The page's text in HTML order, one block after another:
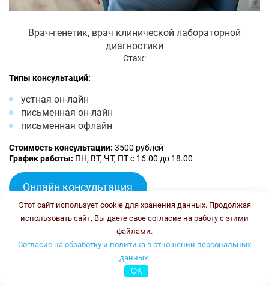
Врач-генетик, врач клинической лабораторной
диагностики
Стаж:
Типы консультаций:
устная он-лайн
письменная он-лайн
письменная офлайн
Стоимость консультации: 3500 рублей
График работы: ПН, ВТ, ЧТ, ПТ с 16.00 до 18.00
Онлайн консультация
Тлупова Эльвира Хасановна
Этот сайт использует cookie для хранения данных. Продолжая
использовать сайт, Вы даете свое согласие на работу с этими
файлами.
Согласие на обработку и политика в отношении персональных
данных.
OK